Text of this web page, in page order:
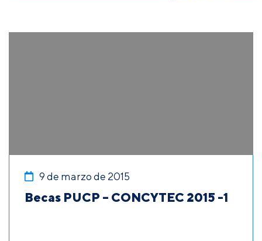
9 de marzo de 2015
Becas PUCP – CONCYTEC 2015 -1